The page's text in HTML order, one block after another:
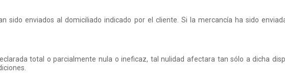
sido enviados al domiciliado indicado por el cliente. Si la mercancía ha sido
total o parcialmente nula o ineficaz, tal nulidad afectara tan sólo a dicha